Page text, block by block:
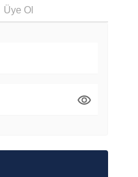
Üye Ol